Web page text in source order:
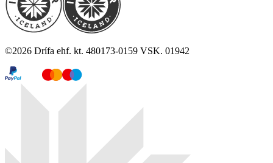
©2026 Drífa ehf. kt. 480173-0159 VSK. 01942